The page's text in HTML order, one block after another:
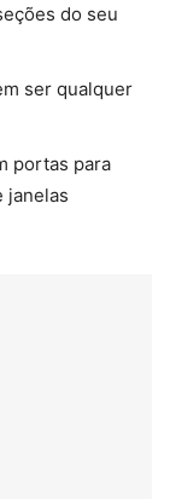
do seu
ser qualquer
portas para
janelas